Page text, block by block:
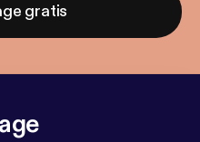
gratis